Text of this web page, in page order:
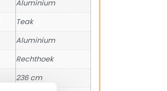
Aluminium
Teak
Aluminium
Rechthoek
236 cm